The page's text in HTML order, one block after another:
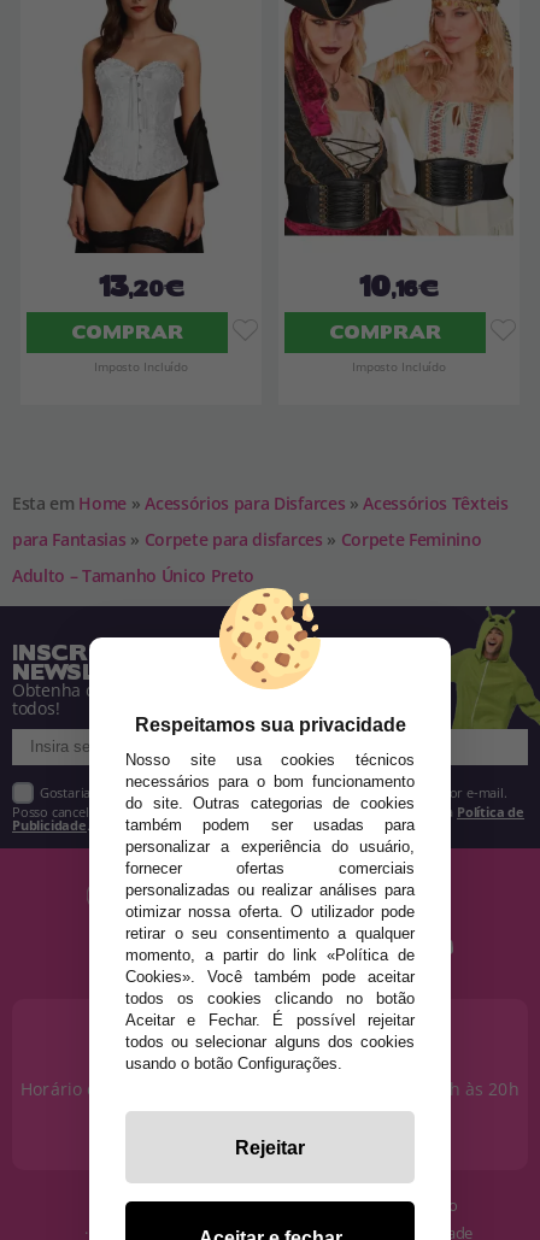
13,20€
COMPRAR
Imposto Incluído
10,16€
COMPRAR
Imposto Incluído
Esta em Home » Acessórios para Disfarces » Acessórios Têxteis
para Fantasias » Corpete para disfarces » Corpete Feminino
Adulto – Tamanho Único Preto
INSCREVA-SE NA NOSSA
NEWSLETTER
Obtenha descontos e saiba de tudo antes de
todos!
Gostaria de receber descontos exclusivos, novidades e tendências por e-mail.
Posso cancelar a inscrição a qualquer momento, conforme estipulado na Política de
Publicidade
PRECISA DE AJUDA?
915 793 695
Horário de segunda a sexta das 10h às 14h e das 17h às 20h
info@disfracestuyyo.pt
· Quem somos
· Como comprar
· Condições de uso
· Política de Privacidade
Respeitamos sua privacidade
Nosso site usa cookies técnicos
necessários para o bom funcionamento
do site. Outras categorias de cookies
também podem ser usadas para
personalizar a experiência do usuário,
fornecer ofertas comerciais
personalizadas ou realizar análises para
otimizar nossa oferta. O utilizador pode
retirar o seu consentimento a qualquer
momento, a partir do link «Política de
Cookies». Você também pode aceitar
todos os cookies clicando no botão
Aceitar e Fechar. É possível rejeitar
todos ou selecionar alguns dos cookies
usando o botão Configurações.
Rejeitar